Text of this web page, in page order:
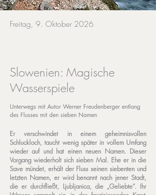
Freitag, 9. Oktober 2026
Slowenien: Magische
Wasserspiele
Unterwegs mit Autor Werner Freudenberger entlang
des Flusses mit den sieben Namen
Er verschwindet in einem geheimnisvollen
Schluckloch, taucht wenig später in vollem Umfang
wieder auf und hat einen neuen Namen. Dieser
Vorgang wiederholt sich sieben Mal. Ehe er in die
Save mündet, erhält der Fluss seinen siebenten und
letzten Namen, er wird benannt nach jener Stadt,
die er durchfließt, Ljubljanica, die „Geliebte“. Ihr